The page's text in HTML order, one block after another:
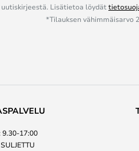
uutiskirjeestä. Lisätietoa löydät
*Tilauksen vähimmäisarvo
9.30-17:00